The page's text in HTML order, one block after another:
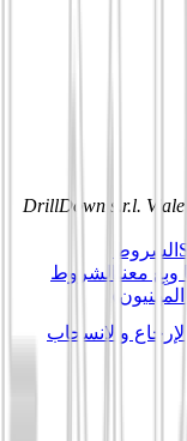
DrillDown s.r.l.
الشروط
معنا
الشروط
والانسحاب